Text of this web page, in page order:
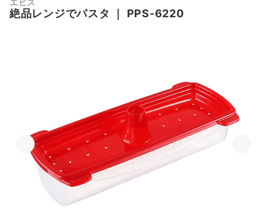
エビス
絶品レンジでパスタ PPS-6220